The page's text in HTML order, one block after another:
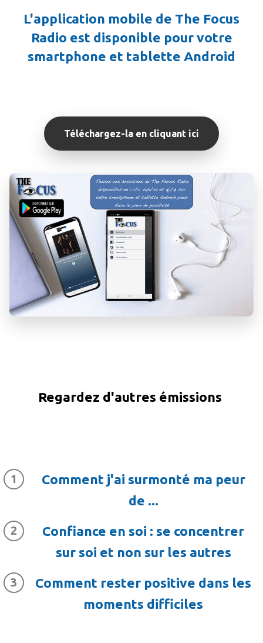
L'application mobile de The Focus
Radio est disponible pour votre
smartphone et tablette Android
Téléchargez-la en cliquant ici
Regardez d'autres émissions
Comment j'ai surmonté ma peur
de ...
Confiance en soi : se concentrer
sur soi et non sur les autres
Comment rester positive dans les
moments difficiles